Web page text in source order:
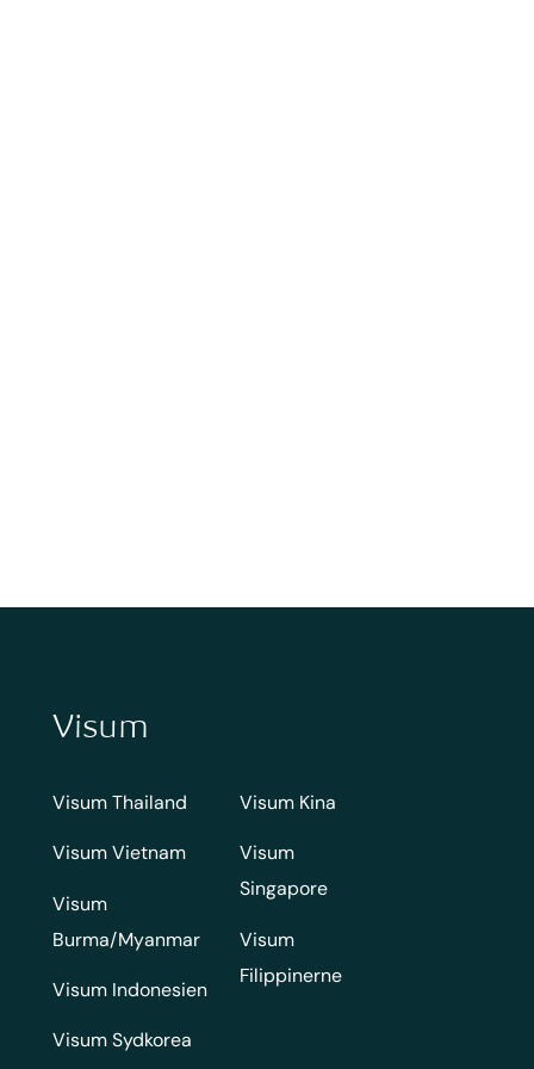
Visum
Visum Thailand
Visum Vietnam
Visum
Burma/Myanmar
Visum Indonesien
Visum Sydkorea
Visum Kina
Visum
Singapore
Visum
Filippinerne